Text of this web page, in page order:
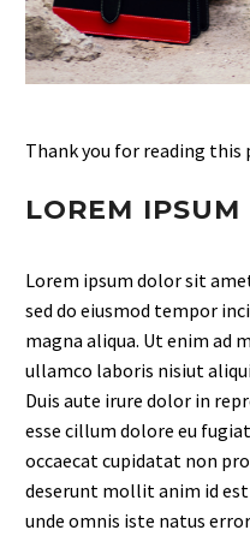
Thank you for reading
LOREM
Lorem ipsum dolor sit
sed do eiusmod tempor
magna aliqua. Ut enim ad
ullamco laboris nisiut
Duis aute irure dolor in
esse cillum dolore eu
occaecat cupidatat non
deserunt mollit anim id
unde omnis iste natus